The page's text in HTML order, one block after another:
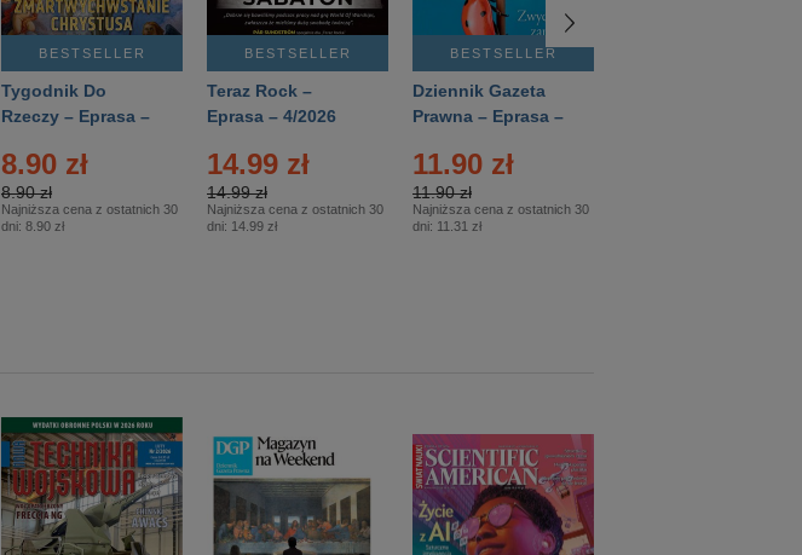
BESTSELLER
Tygodnik Do
Rzeczy – Eprasa –
8.90 zł
8.90 zł
Najniższa cena z ostatnich 30
dni: 8.90 zł
BESTSELLER
Teraz Rock –
Eprasa – 4/2026
14.99 zł
14.99 zł
Najniższa cena z ostatnich 30
dni: 14.99 zł
BESTSELLER
Dziennik Gazeta
Prawna – Eprasa –
11.90 zł
11.90 zł
Najniższa cena z ostatnich 30
dni: 11.31 zł